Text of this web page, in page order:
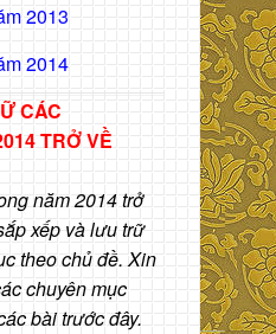
2013
2014
CÁC
TRỞ VỀ
năm 2014 trở
xếp và lưu trữ
theo chủ đề. Xin
chuyên mục
bài trước đây.